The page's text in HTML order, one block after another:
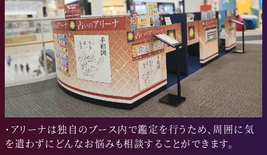
・アリーナは独自のブース内で鑑定を行うため、周囲に気
を遣わずにどんなお悩みも相談することができます。